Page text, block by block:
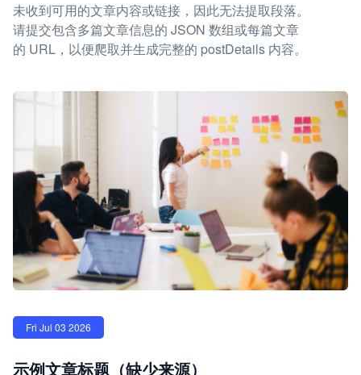
未收到可用的文章内容或链接，因此无法提取段落。
请提交包含多篇文章信息的 JSON 数组或每篇文章
的 URL，以便爬取并生成完整的 postDetails 内容。
Fri Jul 03 2026
示例文章标题（缺少来源）